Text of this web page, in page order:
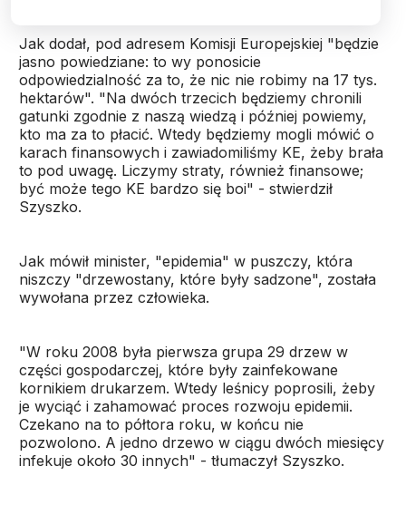
Jak dodał, pod adresem Komisji Europejskiej "będzie
jasno powiedziane: to wy ponosicie
odpowiedzialność za to, że nic nie robimy na 17 tys.
hektarów". "Na dwóch trzecich będziemy chronili
gatunki zgodnie z naszą wiedzą i później powiemy,
kto ma za to płacić. Wtedy będziemy mogli mówić o
karach finansowych i zawiadomiliśmy KE, żeby brała
to pod uwagę. Liczymy straty, również finansowe;
być może tego KE bardzo się boi" - stwierdził
Szyszko.
Jak mówił minister, "epidemia" w puszczy, która
niszczy "drzewostany, które były sadzone", została
wywołana przez człowieka.
"W roku 2008 była pierwsza grupa 29 drzew w
części gospodarczej, które były zainfekowane
kornikiem drukarzem. Wtedy leśnicy poprosili, żeby
je wyciąć i zahamować proces rozwoju epidemii.
Czekano na to półtora roku, w końcu nie
pozwolono. A jedno drzewo w ciągu dwóch miesięcy
infekuje około 30 innych" - tłumaczył Szyszko.